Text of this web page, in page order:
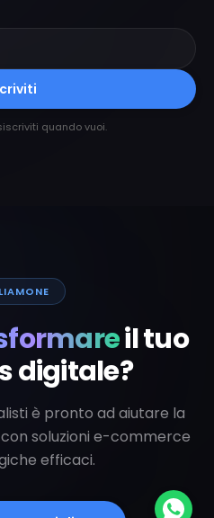
quando vuoi.
il tuo
digitale?
è pronto ad aiutare la
soluzioni e-commerce
efficaci.